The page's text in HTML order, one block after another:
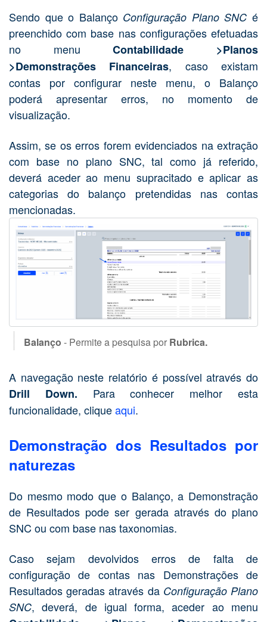
Sendo que o Balanço Configuração Plano SNC é
preenchido com base nas configurações efetuadas
no menuContabilidade >Planos
>Demonstrações Financeiras, caso existam
contas por configurar neste menu, o Balanço
poderá apresentar erros, no momento de
visualização.
Assim, se os erros forem evidenciados na extração
com base no plano SNC, tal como já referido,
deverá aceder ao menu supracitado e aplicar as
categorias do balanço pretendidas nas contas
mencionadas.
Balanço - Permite a pesquisa por Rubrica.
A navegação neste relatório é possível através do
Drill Down. Para conhecer melhor esta
funcionalidade, cliqueaqui.
Demonstração dos Resultados por
naturezas
Do mesmo modo que o Balanço, a Demonstração
de Resultados pode ser gerada através do plano
SNC ou com base nas taxonomias.
Caso sejam devolvidos erros de falta de
configuração de contas nas Demonstrações de
Resultados geradas através da Configuração Plano
SNC, deverá, de igual forma, aceder ao menu